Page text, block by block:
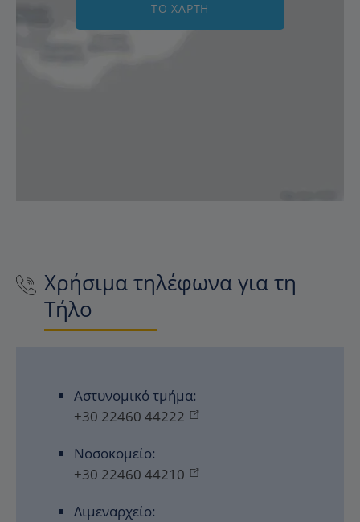
ΤΟ ΧΑΡΤΗ
Χρήσιμα τηλέφωνα για τη
Τήλο
Αστυνομικό τμήμα:
+30 22460 44222
Νοσοκομείο:
+30 22460 44210
Λιμεναρχείο: